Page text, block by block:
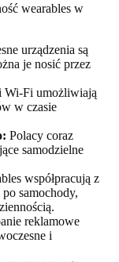
wearables w
urządzenia są
je nosić przez
Wi-Fi umożliwiają
w czasie
Polacy coraz
samodzielne
współpracują z
samochody,
reklamowe
i